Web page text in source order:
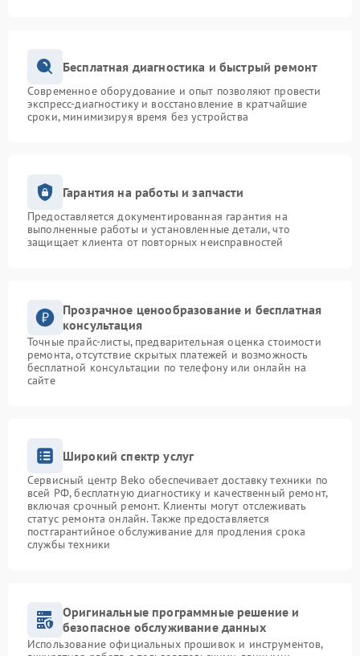
Бесплатная диагностика и быстрый ремонт
Современное оборудование и опыт позволяют провести
экспресс-диагностику и восстановление в кратчайшие
сроки, минимизируя время без устройства
Гарантия на работы и запчасти
Предоставляется документированная гарантия на
выполненные работы и установленные детали, что
защищает клиента от повторных неисправностей
Прозрачное ценообразование и бесплатная
консультация
Точные прайс-листы, предварительная оценка стоимости
ремонта, отсутствие скрытых платежей и возможность
бесплатной консультации по телефону или онлайн на
сайте
Широкий спектр услуг
Сервисный центр Beko обеспечивает доставку техники по
всей РФ, бесплатную диагностику и качественный ремонт,
включая срочный ремонт. Клиенты могут отслеживать
статус ремонта онлайн. Также предоставляется
постгарантийное обслуживание для продления срока
службы техники
Оригинальные программные решение и
безопасное обслуживание данных
Использование официальных прошивок и инструментов,